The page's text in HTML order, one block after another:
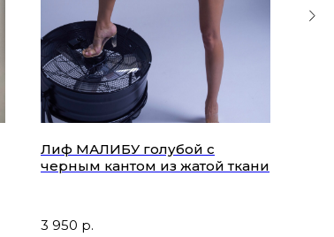
Лиф МАЛИБУ голубой c
черным кантом из жатой ткани
3 950 р.